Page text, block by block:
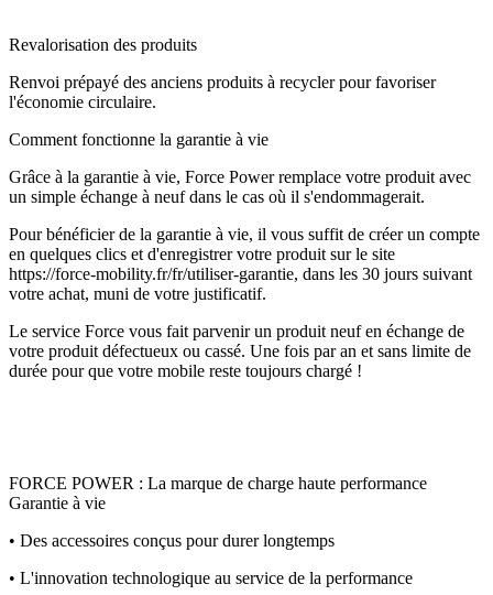
Revalorisation des produits
Renvoi prépayé des anciens produits à recycler pour favoriser
l'économie circulaire.
Comment fonctionne la garantie à vie
Grâce à la garantie à vie, Force Power remplace votre produit avec
un simple échange à neuf dans le cas où il s'endommagerait.
Pour bénéficier de la garantie à vie, il vous suffit de créer un compte
en quelques clics et d'enregistrer votre produit sur le site
https://force-mobility.fr/fr/utiliser-garantie, dans les 30 jours suivant
votre achat, muni de votre justificatif.
Le service Force vous fait parvenir un produit neuf en échange de
votre produit défectueux ou cassé. Une fois par an et sans limite de
durée pour que votre mobile reste toujours chargé !
FORCE POWER : La marque de charge haute performance
Garantie à vie
• Des accessoires conçus pour durer longtemps
• L'innovation technologique au service de la performance